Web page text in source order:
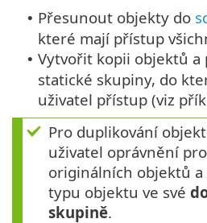
• Přesunout objekty do
které mají přístup
• Vytvořit kopii objektů
statické skupiny, do
uživatel přístup (viz
Pro duplikování
uživatel oprávnění pro
originálních objektů a
typu objektu ve své
skupině.